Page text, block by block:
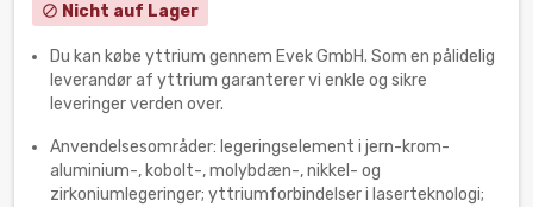
block Nicht auf Lager
Du kan købe yttrium gennem Evek GmbH. Som en pålidelig
leverandør af yttrium garanterer vi enkle og sikre
leveringer verden over.
Anvendelsesområder: legeringselement i jern-krom-
aluminium-, kobolt-, molybdæn-, nikkel- og
zirkoniumlegeringer; yttriumforbindelser i laserteknologi;